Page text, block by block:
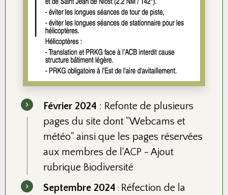
Février 2024 : Refonte de plusieurs
pages du site dont "Webcams et
météo" ainsi que les pages réservées
aux membres de l'ACP - Ajout
rubrique Biodiversité
Septembre 2024 : Réfection de la